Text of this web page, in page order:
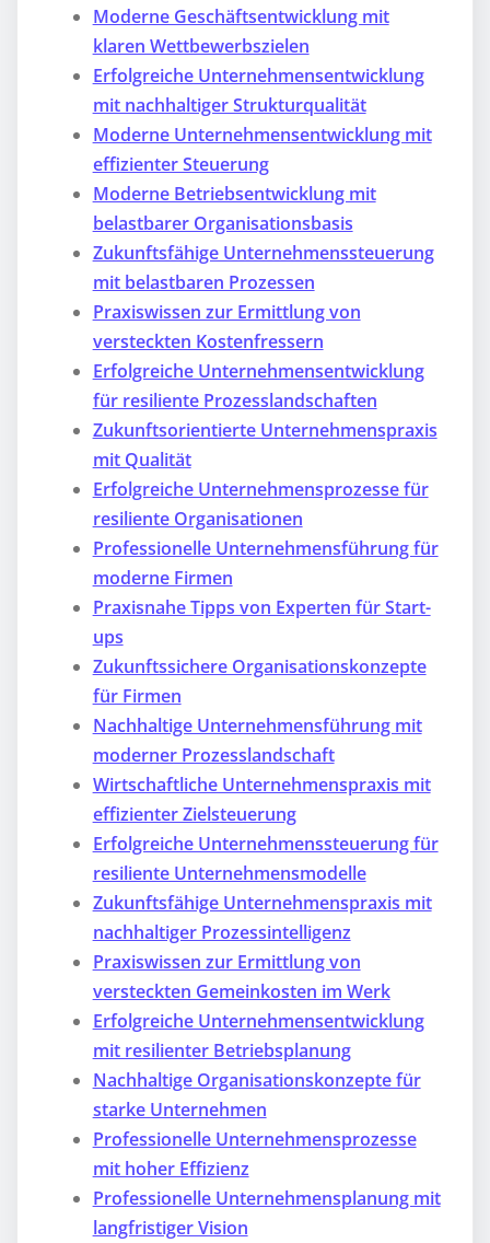
Moderne Geschäftsentwicklung mit
klaren Wettbewerbszielen
Erfolgreiche Unternehmensentwicklung
mit nachhaltiger Strukturqualität
Moderne Unternehmensentwicklung mit
effizienter Steuerung
Moderne Betriebsentwicklung mit
belastbarer Organisationsbasis
Zukunftsfähige Unternehmenssteuerung
mit belastbaren Prozessen
Praxiswissen zur Ermittlung von
versteckten Kostenfressern
Erfolgreiche Unternehmensentwicklung
für resiliente Prozesslandschaften
Zukunftsorientierte Unternehmenspraxis
mit Qualität
Erfolgreiche Unternehmensprozesse für
resiliente Organisationen
Professionelle Unternehmensführung für
moderne Firmen
Praxisnahe Tipps von Experten für Start-
ups
Zukunftssichere Organisationskonzepte
für Firmen
Nachhaltige Unternehmensführung mit
moderner Prozesslandschaft
Wirtschaftliche Unternehmenspraxis mit
effizienter Zielsteuerung
Erfolgreiche Unternehmenssteuerung für
resiliente Unternehmensmodelle
Zukunftsfähige Unternehmenspraxis mit
nachhaltiger Prozessintelligenz
Praxiswissen zur Ermittlung von
versteckten Gemeinkosten im Werk
Erfolgreiche Unternehmensentwicklung
mit resilienter Betriebsplanung
Nachhaltige Organisationskonzepte für
starke Unternehmen
Professionelle Unternehmensprozesse
mit hoher Effizienz
Professionelle Unternehmensplanung mit
langfristiger Vision